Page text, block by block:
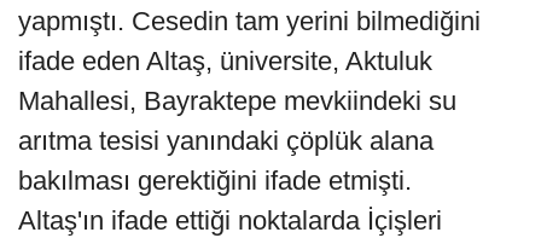
yapmıştı. Cesedin tam yerini bilmediğini
ifade eden Altaş, üniversite, Aktuluk
Mahallesi, Bayraktepe mevkiindeki su
arıtma tesisi yanındaki çöplük alana
bakılması gerektiğini ifade etmişti.
Altaş'ın ifade ettiği noktalarda İçişleri